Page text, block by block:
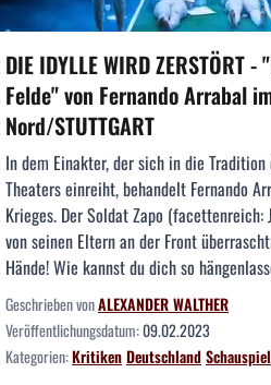
DIE IDYLLE WIRD ZERSTÖRT
Felde" von Fernando Arrabal
Nord/STUTTGART
In dem Einakter, der sich in die Tradition
Theaters einreiht, behandelt Fernando
Krieges. Der Soldat Zapo (facettenreich:
von seinen Eltern an der Front
Hände! Wie kannst du dich so
Geschrieben vonALEXANDER WALTHER
Veröffentlichungsdatum:09.02.2023
Kategorien:KritikenDeutschlandSchauspiel